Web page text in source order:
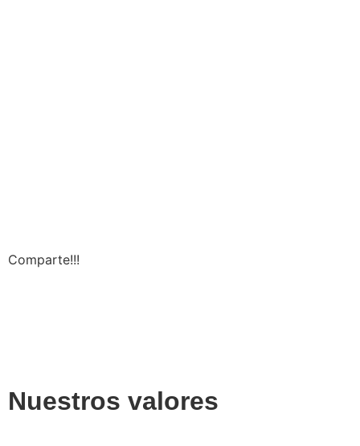
Comparte!!!
Nuestros valores